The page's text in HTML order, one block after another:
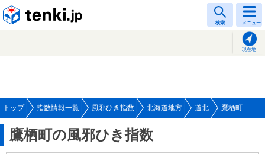
検索 メニュー
現在地
トップ 指数情報一覧 風邪ひき指数 北海道地方 道北 鷹栖町
鷹栖町の風邪ひき指数